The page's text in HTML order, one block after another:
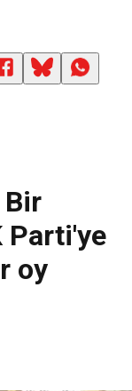
Bir
Parti'ye
oy